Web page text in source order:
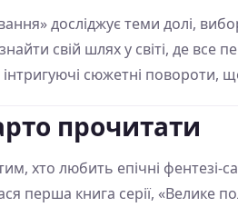
досліджує теми долі,
свій шлях у світі, де все
інтригуючі сюжетні повороти,
прочитати
тим, хто любить епічні
перша книга серії, «Велике